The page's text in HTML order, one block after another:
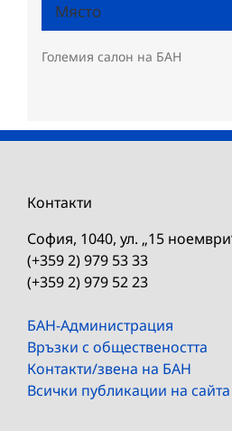
Място
Големия салон на БАН
Контакти
София, 1040, ул. „15
(+359 2) 979 53 33
(+359 2) 979 52 23
БАН-Администрация
Връзки с обществеността
Контакти/звена на БАН
Всички публикации на сайта